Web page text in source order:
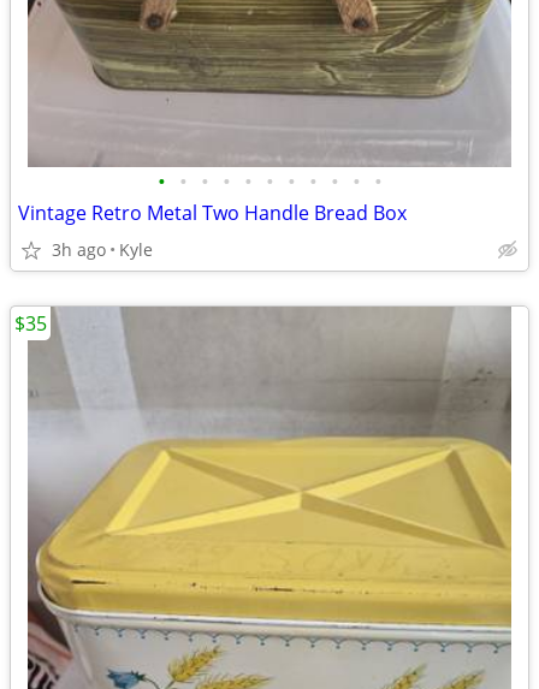
• • • • • • • • • • •
Vintage Retro Metal Two Handle Bread Box
3h ago Kyle
$35